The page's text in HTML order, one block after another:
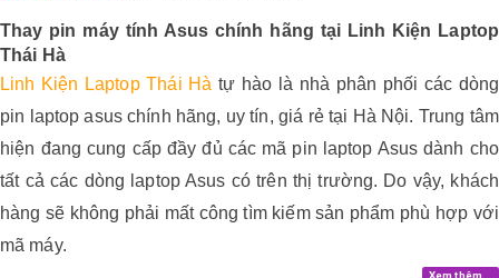
Thay pin máy tính Asus chính hãng tại Linh Kiện Laptop
Thái Hà
Linh Kiện Laptop Thái Hà tự hào là nhà phân phối các dòng
pin laptop asus chính hãng, uy tín, giá rẻ tại Hà Nội. Trung tâm
hiện đang cung cấp đầy đủ các mã pin laptop Asus dành cho
tất cả các dòng laptop Asus có trên thị trường. Do vậy, khách
hàng sẽ không phải mất công tìm kiếm sản phẩm phù hợp với
mã máy.
Xem thêm...